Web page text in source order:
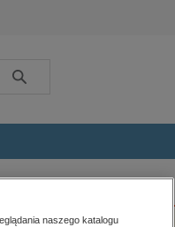
Szukaj
naszego katalogu